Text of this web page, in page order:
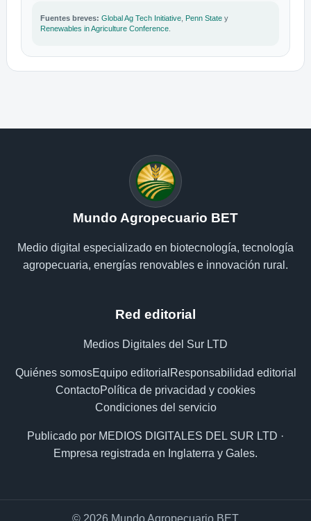
Fuentes breves: Global Ag Tech Initiative Penn State y
Renewables in Agriculture Conference
Mundo Agropecuario BET
Medio digital especializado en biotecnología, tecnología
agropecuaria, energías renovables e innovación rural.
Red editorial
Medios Digitales del Sur LTD
Quiénes somosEquipo editorial Responsabilidad editorial
ContactoPolítica de privacidad y cookies
Condiciones del servicio
Publicado por MEDIOS DIGITALES DEL SUR LTD ·
Empresa registrada en Inglaterra y Gales.
© 2026 Mundo Agropecuario BET